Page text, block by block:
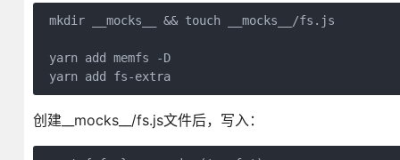
mkdir __mocks__ && touch __mocks__/fs.js
yarn add memfs -D
yarn add fs-extra
创建__mocks__/fs.js文件后，写入：